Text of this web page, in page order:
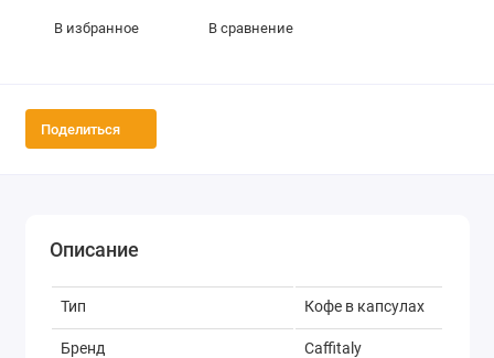
В избранное В сравнение
Поделиться
Описание
Тип Кофе в капсулах
Бренд Caffitaly